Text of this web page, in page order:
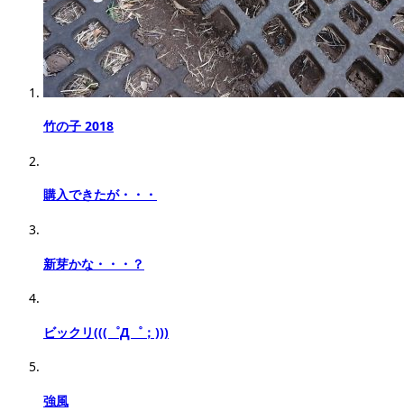
竹の子 2018
購入できたが・・・
新芽かな・・・？
ビックリ(((゜Д゜；)))
強風